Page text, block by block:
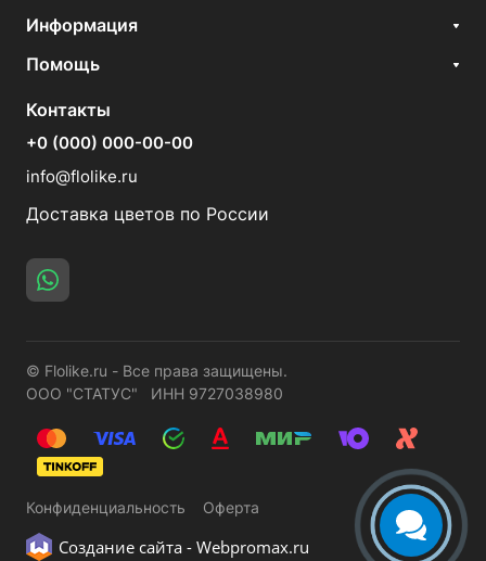
Информация
Помощь
Контакты
+0 (000) 000-00-00
info@flolike.ru
Доставка цветов по России
© Flolike.ru - Все права защищены.
ООО "СТАТУС" ИНН 9727038980
Конфиденциальность Оферта
Создание сайта - Webpromax.ru